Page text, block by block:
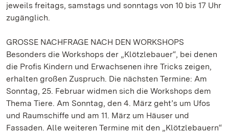
jeweils freitags, samstags und sonntags von 10 bis 17 Uhr
zugänglich.
GROSSE NACHFRAGE NACH DEN WORKSHOPS
Besonders die Workshops der „Klötzlebauer“, bei denen
die Profis Kindern und Erwachsenen ihre Tricks zeigen,
erhalten großen Zuspruch. Die nächsten Termine: Am
Sonntag, 25. Februar widmen sich die Workshops dem
Thema Tiere. Am Sonntag, den 4. März geht’s um Ufos
und Raumschiffe und am 11. März um Häuser und
Fassaden. Alle weiteren Termine mit den „Klötzlebauern“